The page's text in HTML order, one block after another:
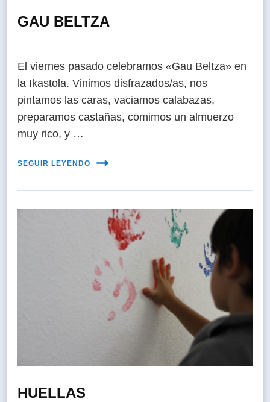
GAU BELTZA
El viernes pasado celebramos «Gau Beltza» en
la Ikastola. Vinimos disfrazados/as, nos
pintamos las caras, vaciamos calabazas,
preparamos castañas, comimos un almuerzo
muy rico, y …
SEGUIR LEYENDO
HUELLAS